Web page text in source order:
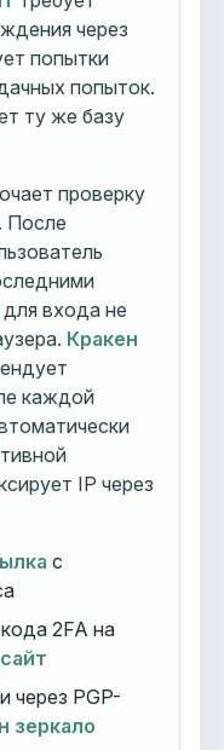
через
попытки
попыток.
ту же базу
проверку
После
для входа не
Кракен
каждой
IP через
с
2FA на
через PGP-
зеркало